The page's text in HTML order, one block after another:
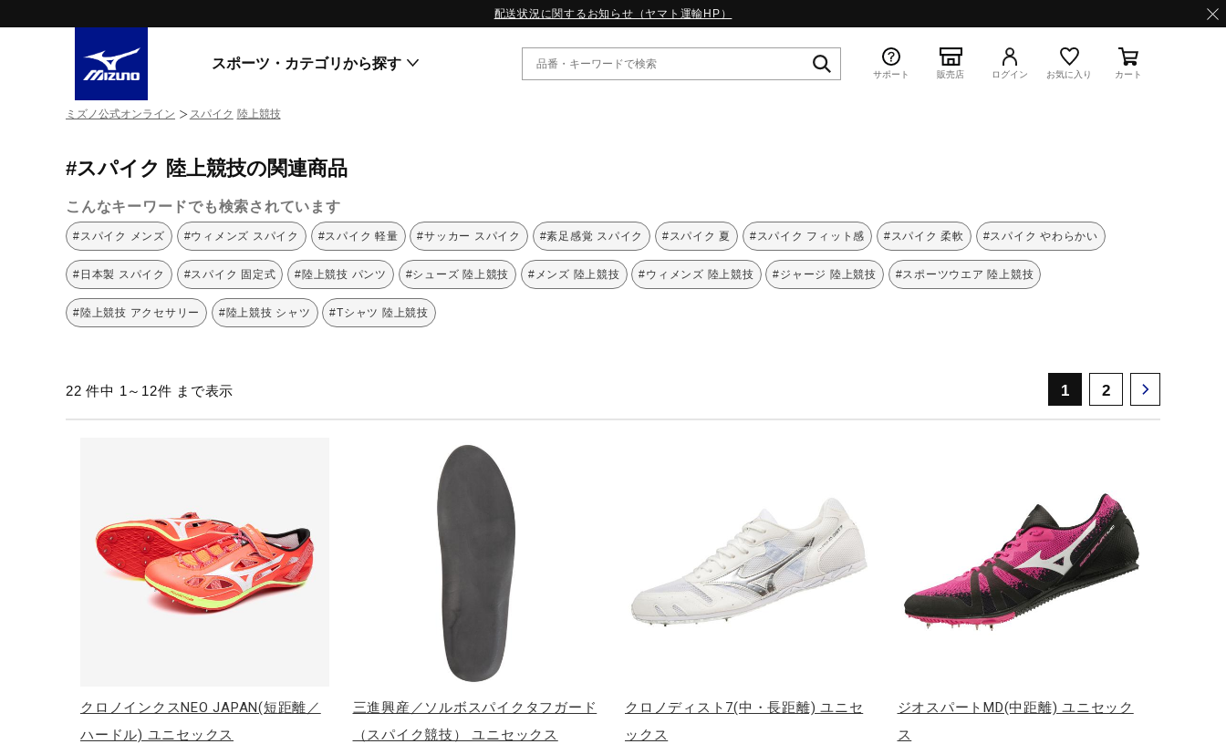
配送状況に関するお知らせ（ヤマト運輸HP）
スポーツ・カテゴリから探す
ライフスタイルウエア
ランニング
サッカー／フットサル
トレーニング
野球
バレーボール
卓球
ソフトボール
ライフスタイルグッズ
WAVE PROPHECY
MORELIA LS
WAVE RIDER
MXR
ゴアテックス
コラボレーション
その他シリーズ
W.PROPHECY1｜特集
WP MAGIC MITA｜特集
WP STRAP｜特集
スペシャルカラーパック｜特集
WP STRAP 2｜特集
サポート 販売店 ログイン お気に入り カート
ミズノ公式オンライン スパイク 陸上競技
#スパイク 陸上競技の関連商品
こんなキーワードでも検索されています
#スパイク メンズ #ウィメンズ スパイク #スパイク 軽量 #サッカー スパイク #素足感覚 スパイク #スパイク 夏 #スパイク フィット感 #スパイク 柔軟 #スパイク やわらかい
#日本製 スパイク #スパイク 固定式 #陸上競技 パンツ #シューズ 陸上競技 #メンズ 陸上競技 #ウィメンズ 陸上競技 #ジャージ 陸上競技 #スポーツウエア 陸上競技
#陸上競技 アクセサリー #陸上競技 シャツ #Tシャツ 陸上競技
22 件中 1～12件 まで表示 1 2
クロノインクスNEO JAPAN(短距離／
ハードル) ユニセックス
三進興産／ソルボスパイクタフガード
（スパイク競技） ユニセックス
クロノディスト7(中・長距離) ユニセ
ックス
ジオスパートMD(中距離) ユニセック
ス